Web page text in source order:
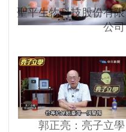
聖平生物科技股份有限
公司
郭正亮：亮子立學